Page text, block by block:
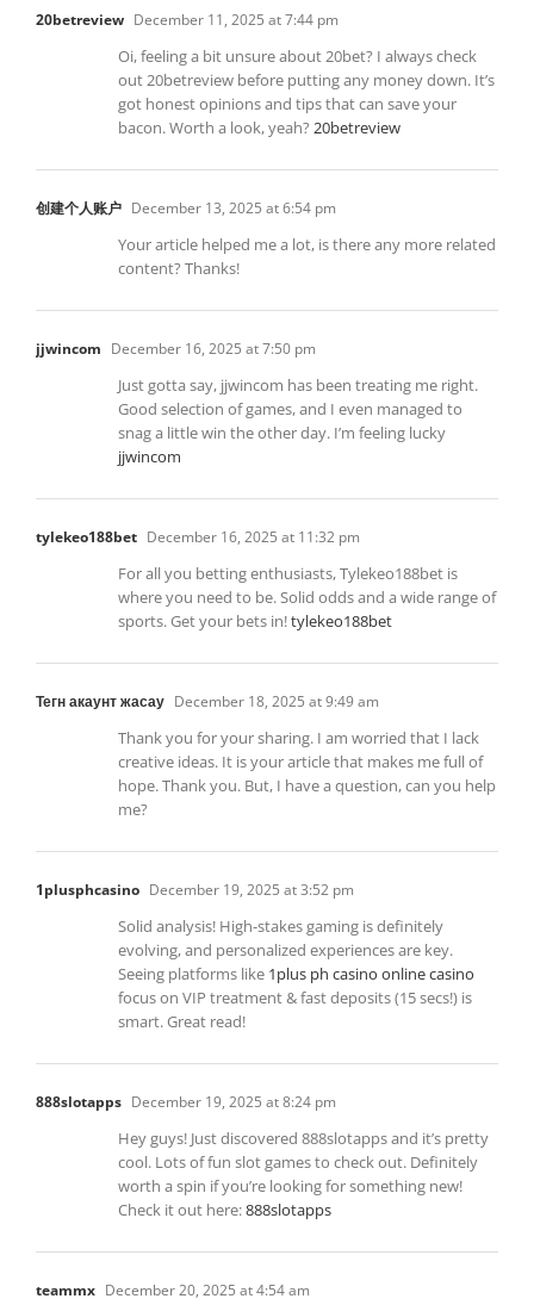
20betreview December 11, 2025 at 7:44 pm
Oi, feeling a bit unsure about 20bet? I always check
out 20betreview before putting any money down. It’s
got honest opinions and tips that can save your
bacon. Worth a look, yeah? 20betreview
创建个人账户 December 13, 2025 at 6:54 pm
Your article helped me a lot, is there any more related
content? Thanks!
jjwincom December 16, 2025 at 7:50 pm
Just gotta say, jjwincom has been treating me right.
Good selection of games, and I even managed to
snag a little win the other day. I’m feeling lucky
jjwincom
tylekeo188bet December 16, 2025 at 11:32 pm
For all you betting enthusiasts, Tylekeo188bet is
where you need to be. Solid odds and a wide range of
sports. Get your bets in!tylekeo188bet
Тегн акаунт жасау December 18, 2025 at 9:49 am
Thank you for your sharing. I am worried that I lack
creative ideas. It is your article that makes me full of
hope. Thank you. But, I have a question, can you help
me?
1plusphcasino December 19, 2025 at 3:52 pm
Solid analysis! High-stakes gaming is definitely
evolving, and personalized experiences are key.
Seeing platforms like 1plus ph casino online casino
focus on VIP treatment & fast deposits (15 secs!) is
smart. Great read!
888slotapps December 19, 2025 at 8:24 pm
Hey guys! Just discovered 888slotapps and it’s pretty
cool. Lots of fun slot games to check out. Definitely
worth a spin if you’re looking for something new!
Check it out here:888slotapps
teammx December 20, 2025 at 4:54 am